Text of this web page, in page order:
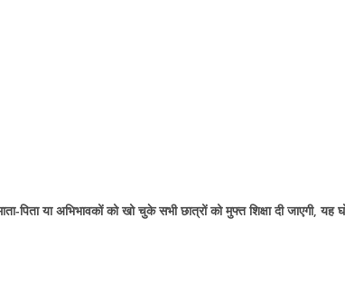
पिता या अभिभावकों को खो चुके सभी छात्रों को मुफ्त शिक्षा दी जाएगी,